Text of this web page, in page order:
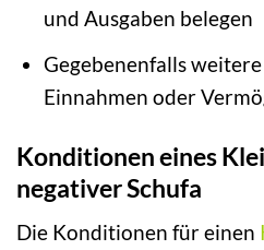
und Ausgaben belegen
Gegebenenfalls
Einnahmen oder
Konditionen eines
negativer Schufa
Die Konditionen für einen